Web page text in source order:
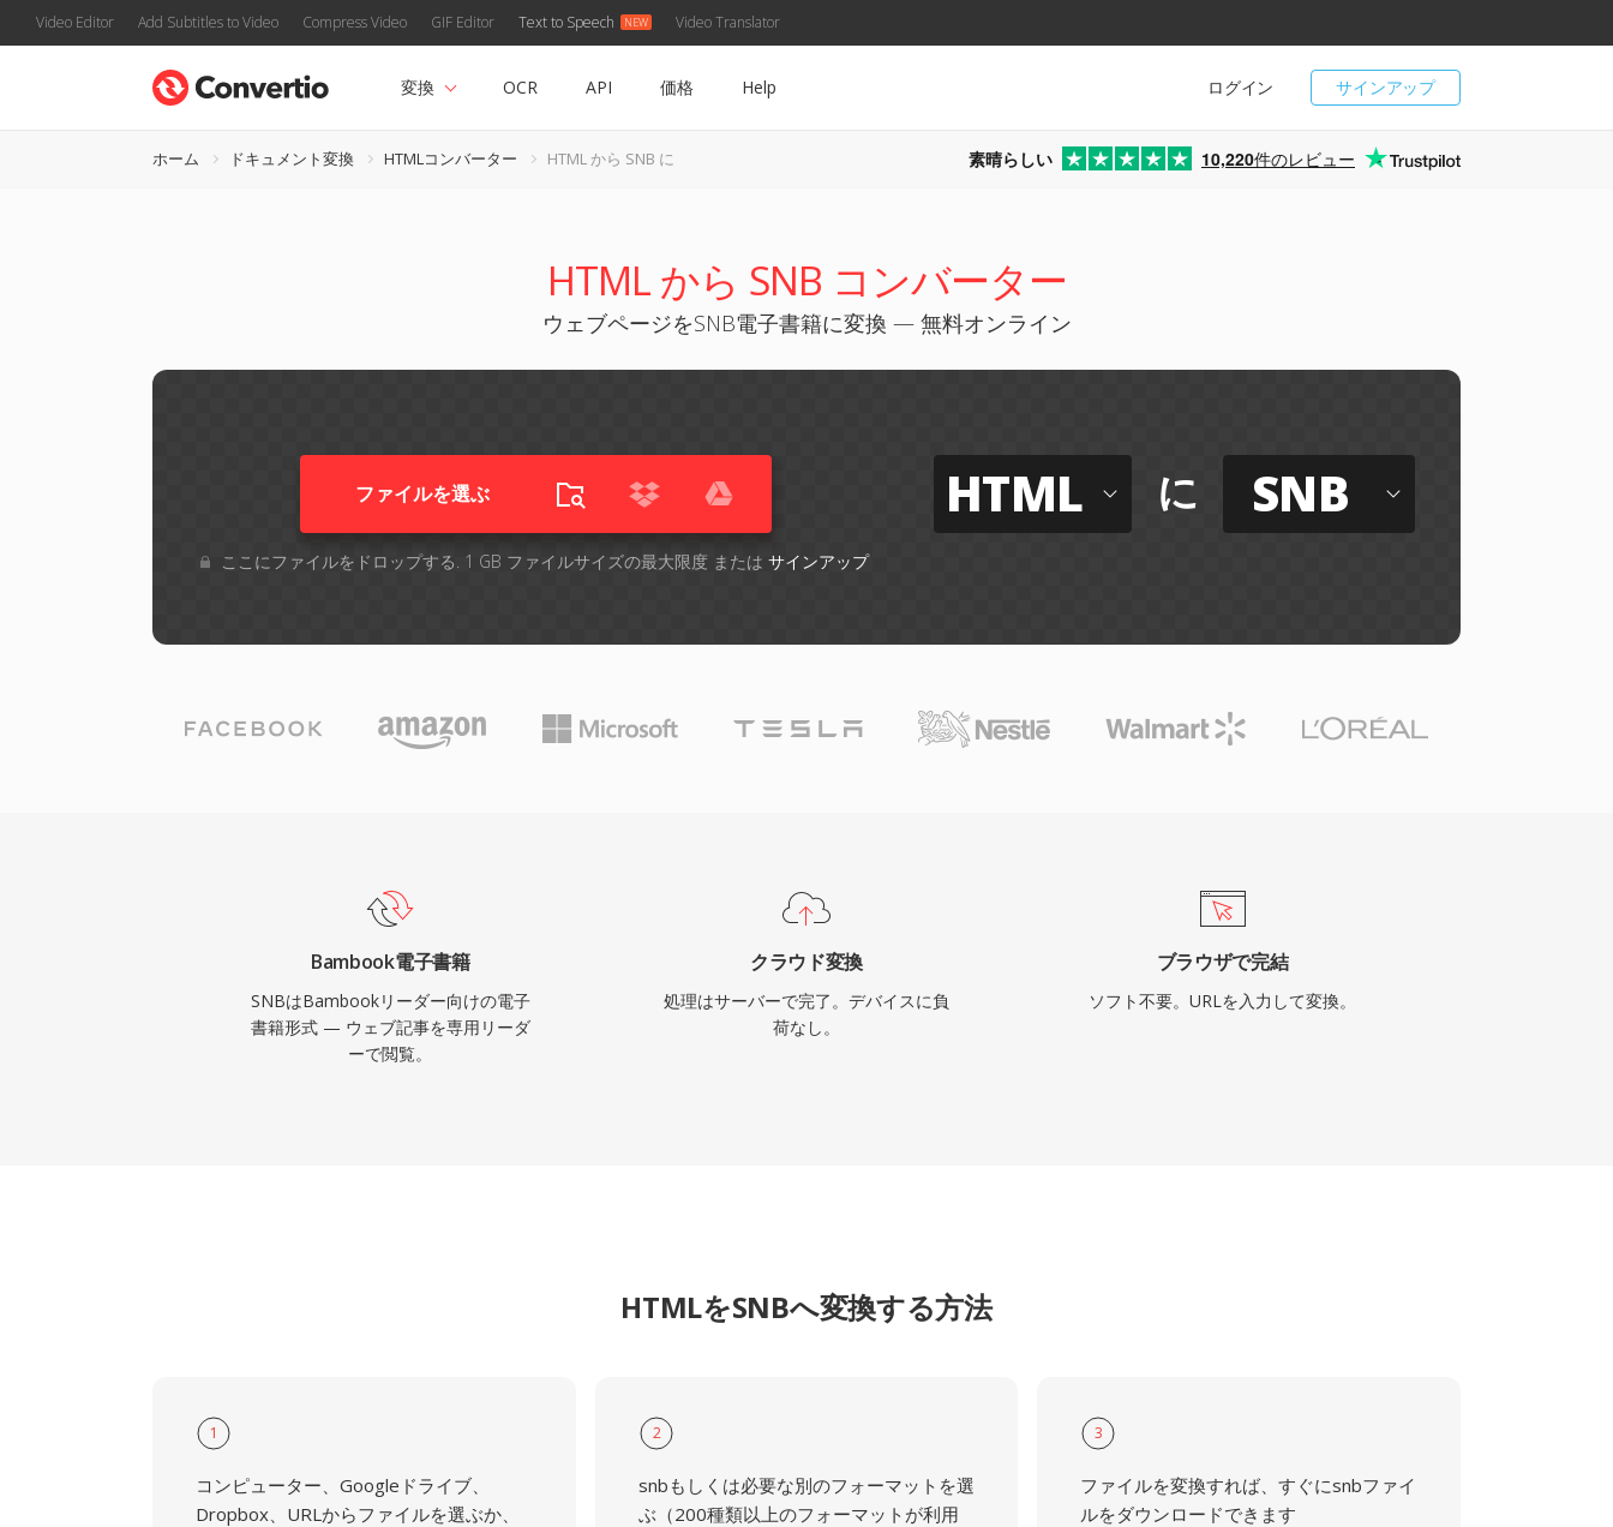
Video Editor Add Subtitles to Video Compress Video GIF Editor Text to Speech Video Translator
サインアップ
ログイン
変換 OCR API 価格 Help
ホーム ドキュメント変換 HTMLコンバーター HTML から SNB に 素晴らしい 10,220件のレビュー
HTML から SNB コンバーター
ウェブページをSNB電子書籍に変換 — 無料オンライン
ファイルを選ぶ
ここにファイルをドロップする. 1 GB ファイルサイズの最大限度 または サインアップ
HTML に SNB
Bambook電子書籍
SNBはBambookリーダー向けの電子
書籍形式 — ウェブ記事を専用リーダ
ーで閲覧。
クラウド変換
処理はサーバーで完了。デバイスに負
荷なし。
ブラウザで完結
ソフト不要。URLを入力して変換。
HTMLをSNBへ変換する方法
1
コンピューター、Googleドライブ、
Dropbox、URLからファイルを選ぶか、
2
snbもしくは必要な別のフォーマットを選
ぶ（200種類以上のフォーマットが利用
3
ファイルを変換すれば、すぐにsnbファイ
ルをダウンロードできます